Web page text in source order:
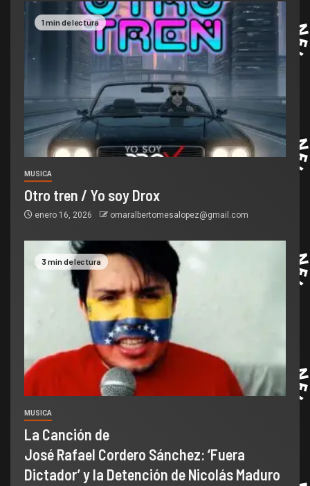
1 min de lectura
MUSICA
Otro tren / Yo soy Drox
enero 16, 2026 omaralbertomesalopez@gmail.com
3 min de lectura
MUSICA
La Canción de
José Rafael Cordero Sánchez: ‘Fuera
Dictador’ y la Detención de Nicolás Maduro